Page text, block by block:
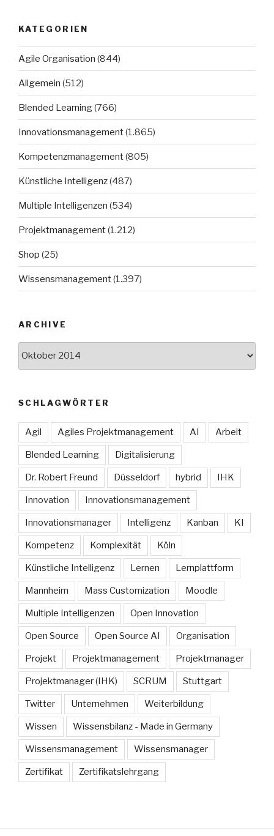
KATEGORIEN
Agile Organisation (844)
Allgemein (512)
Blended Learning(766)
Innovationsmanagement(1.865)
Kompetenzmanagement(805)
Künstliche Intelligenz(487)
Multiple Intelligenzen (534)
Projektmanagement(1.212)
Shop (25)
Wissensmanagement(1.397)
ARCHIVE
SCHLAGWÖRTER
Agil Agiles Projektmanagement AI Arbeit
Blended Learning Digitalisierung
Dr. Robert Freund Düsseldorf hybrid IHK
Innovation Innovationsmanagement
Innovationsmanager Intelligenz Kanban KI
Kompetenz Komplexität Köln
Künstliche Intelligenz Lernen Lernplattform
Mannheim Mass Customization Moodle
Multiple Intelligenzen Open Innovation
Open Source Open Source AI Organisation
Projekt Projektmanagement Projektmanager
Projektmanager (IHK) SCRUM Stuttgart
Twitter Unternehmen Weiterbildung
Wissen Wissensbilanz - Made in Germany
Wissensmanagement Wissensmanager
Zertifikat Zertifikatslehrgang